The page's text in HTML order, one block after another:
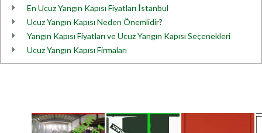
En Ucuz Yangın Kapısı Fiyatları İstanbul
Ucuz Yangın Kapısı Neden Önemlidir?
Yangın Kapısı Fiyatları ve Ucuz Yangın Kapısı Seçenekleri
Ucuz Yangın Kapısı Firmaları